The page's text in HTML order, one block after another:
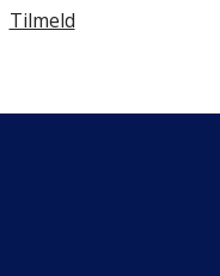
Tilmeld